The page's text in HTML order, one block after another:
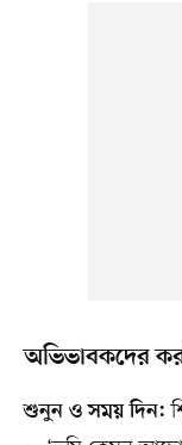
অভিভাবকদের
শুনুন ও সময় দিন: